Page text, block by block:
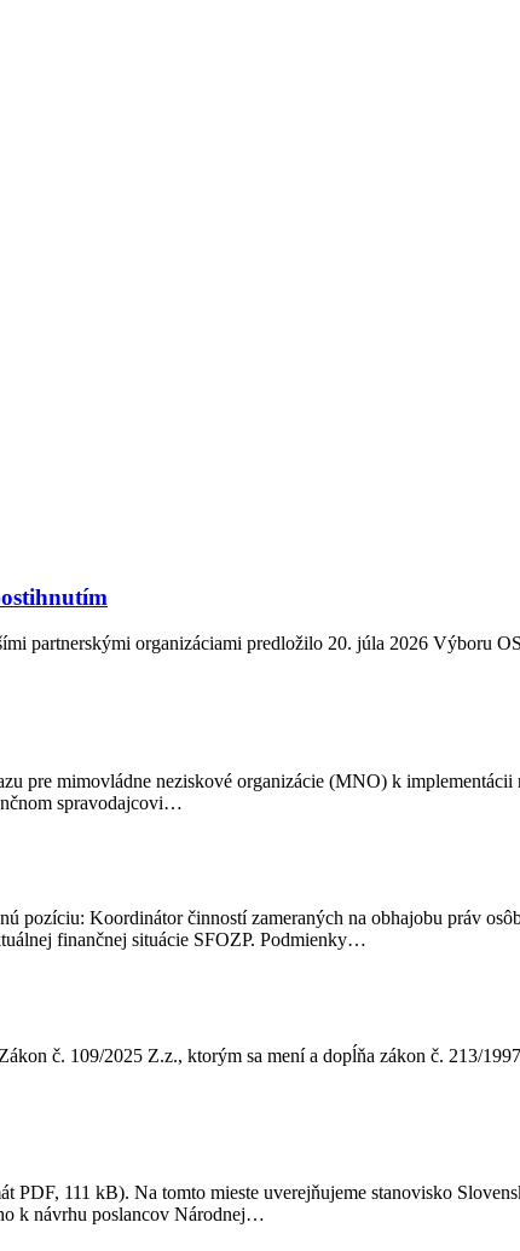
partnerskými organizáciami predložilo 20. júla 2026 Výboru
pre mimovládne neziskové organizácie (MNO) k
spravodajcovi…
pozíciu: Koordinátor činností zameraných na obhajobu práv
finančnej situácie SFOZP. Podmienky…
č. 109/2025 Z.z., ktorým sa mení a dopĺňa zákon č. 213/
111 kB). Na tomto mieste uverejňujeme stanovisko
k návrhu poslancov Národnej…